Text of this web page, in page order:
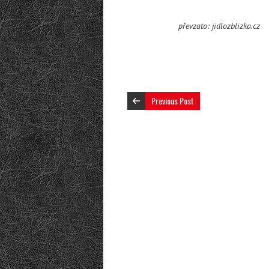
převzato: jidlozblizka.cz
Previous Post